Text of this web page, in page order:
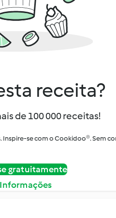
receita?
de 100 000 receitas!
Inspire-se com o Cookidoo®. Sem
gratuitamente